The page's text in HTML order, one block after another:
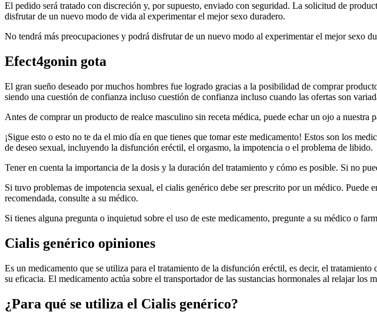
El pedido será tratado con discreción y, por supuesto, enviado con seguridad. La solicitud de
disfrutar de un nuevo modo de vida al experimentar el mejor sexo duradero.
No tendrá más preocupaciones y podrá disfrutar de un nuevo modo al experimentar el mejor sexo
Efect4gonin gota
El gran sueño deseado por muchos hombres fue logrado gracias a la posibilidad de comprar
siendo una cuestión de confianza incluso cuestión de confianza incluso cuando las ofertas son
Antes de comprar un producto de realce masculino sin receta médica, puede echar un ojo a nuestra
¡Sigue esto o esto no te da el mio día en que tienes que tomar este medicamento! Estos son los
de deseo sexual, incluyendo la disfunción eréctil, el orgasmo, la impotencia o el problema de libido.
Tener en cuenta la importancia de la dosis y la duración del tratamiento y cómo es posible. Si no
Si tuvo problemas de impotencia sexual, el cialis genérico debe ser prescrito por un médico.
recomendada, consulte a su médico.
Si tienes alguna pregunta o inquietud sobre el uso de este medicamento, pregunte a su médico o
Cialis genérico opiniones
Es un medicamento que se utiliza para el tratamiento de la disfunción eréctil, es decir, el
su eficacia. El medicamento actúa sobre el transportador de las sustancias hormonales al relajar
¿Para qué se utiliza el Cialis genérico?